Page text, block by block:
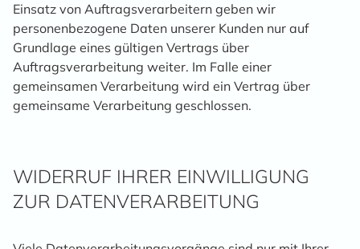
Einsatz von Auftragsverarbeitern geben wir
personenbezogene Daten unserer Kunden nur auf
Grundlage eines gültigen Vertrags über
Auftragsverarbeitung weiter. Im Falle einer
gemeinsamen Verarbeitung wird ein Vertrag über
gemeinsame Verarbeitung geschlossen.
WIDERRUF IHRER EINWILLIGUNG
ZUR DATENVERARBEITUNG